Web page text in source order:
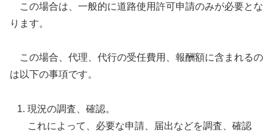
この場合は、一般的に道路使用許可申請のみが必要とな
ります。
この場合、代理、代行の受任費用、報酬額に含まれるの
は以下の事項です。
現況の調査、確認。
これによって、必要な申請、届出などを調査、確認